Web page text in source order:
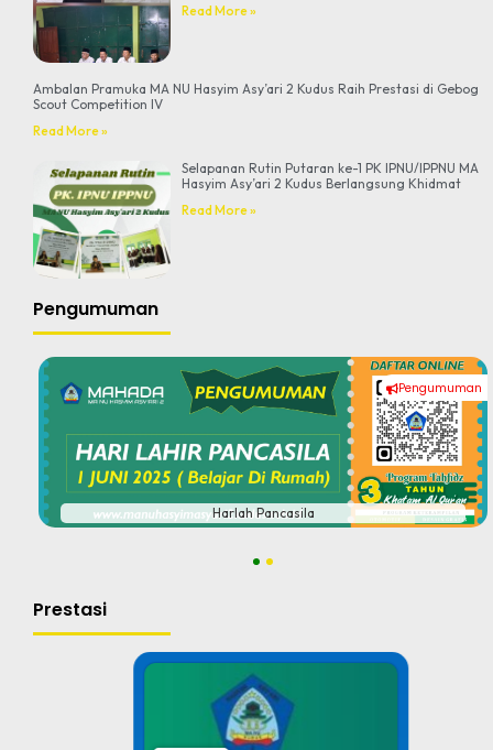
Read More »
Ambalan Pramuka MA NU Hasyim Asy’ari 2 Kudus Raih Prestasi di Gebog
Scout Competition IV
Read More »
Selapanan Rutin Putaran ke-1 PK IPNU/IPPNU MA
Hasyim Asy’ari 2 Kudus Berlangsung Khidmat
Read More »
Pengumuman
Pengumuman
#
Harlah Pancasila
Prestasi